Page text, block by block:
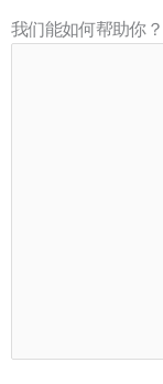
我们能如何帮助你？